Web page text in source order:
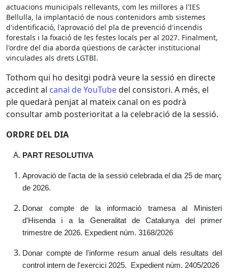
actuacions municipals rellevants, com les millores a l'IES
Bellulla, la implantació de nous contenidors amb sistemes
d'identificació, l'aprovació del pla de prevenció d'incendis
forestals i la fixació de les festes locals per al 2027. Finalment,
l'ordre del dia aborda qüestions de caràcter institucional
vinculades als drets LGTBI.
Tothom qui ho desitgi podrà veure la sessió en directe
accedint al canal de YouTubedel consistori. A més, el
ple quedarà penjat al mateix canal on es podrà
consultar amb posterioritat a la celebració de la sessió.
ORDRE DEL DIA
PART RESOLUTIVA
Aprovació de l'acta de la sessió celebrada el dia 25 de març
de 2026.
Donar compte de la informació tramesa al Ministeri
d'Hisenda i a la Generalitat de Catalunya del primer
trimestre de 2026. Expedient núm. 3168/2026
Donar compte de l'informe resum anual dels resultats del
control intern de l'exercici 2025.
Expedient núm. 2405/2026